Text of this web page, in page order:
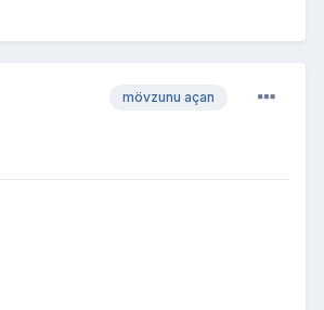
mövzunu açan